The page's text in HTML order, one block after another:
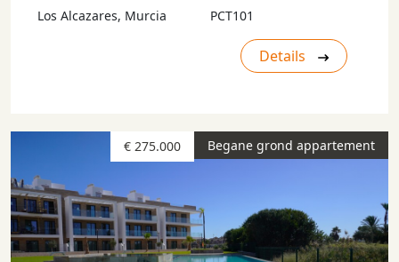
Los Alcazares, Murcia PCT101
Details
Begane grond appartement
€ 275.000